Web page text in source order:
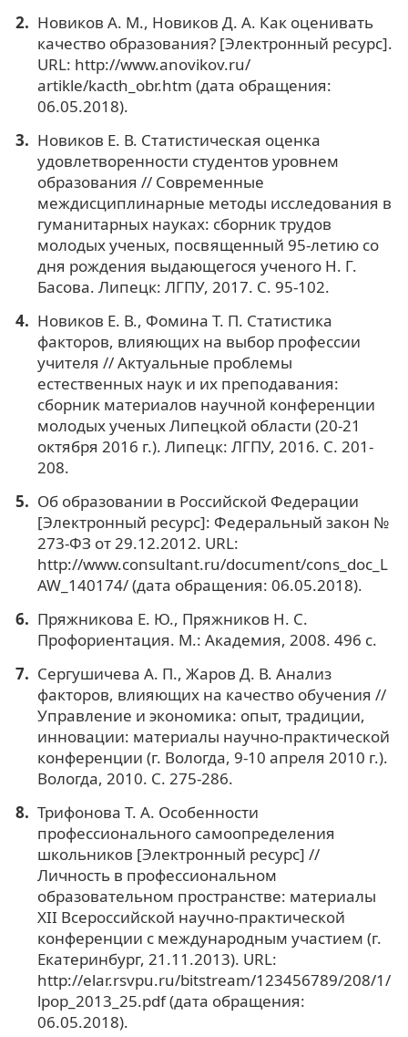
Новиков А. М., Новиков Д. А. Как оценивать
качество образования? [Электронный ресурс].
URL: http://www.anovikov.ru/
artikle/kacth_obr.htm (дата обращения:
06.05.2018).
Новиков Е. В. Статистическая оценка
удовлетворенности студентов уровнем
образования // Современные
междисциплинарные методы исследования в
гуманитарных науках: сборник трудов
молодых ученых, посвященный 95-летию со
дня рождения выдающегося ученого Н. Г.
Басова. Липецк: ЛГПУ, 2017. С. 95-102.
Новиков Е. В., Фомина Т. П. Статистика
факторов, влияющих на выбор профессии
учителя // Актуальные проблемы
естественных наук и их преподавания:
сборник материалов научной конференции
молодых ученых Липецкой области (20-21
октября 2016 г.). Липецк: ЛГПУ, 2016. С. 201-
208.
Об образовании в Российской Федерации
[Электронный ресурс]: Федеральный закон №
273-ФЗ от 29.12.2012. URL:
http://www.consultant.ru/document/cons_doc_L
AW_140174/ (дата обращения: 06.05.2018).
Пряжникова Е. Ю., Пряжников Н. С.
Профориентация. М.: Академия, 2008. 496 с.
Сергушичева А. П., Жаров Д. В. Анализ
факторов, влияющих на качество обучения //
Управление и экономика: опыт, традиции,
инновации: материалы научно-практической
конференции (г. Вологда, 9-10 апреля 2010 г.).
Вологда, 2010. С. 275-286.
Трифонова Т. А. Особенности
профессионального самоопределения
школьников [Электронный ресурс] //
Личность в профессиональном
образовательном пространстве: материалы
XII Всероссийской научно-практической
конференции с международным участием (г.
Екатеринбург, 21.11.2013). URL:
http://elar.rsvpu.ru/bitstream/123456789/208/1/
lpop_2013_25.pdf (дата обращения:
06.05.2018).